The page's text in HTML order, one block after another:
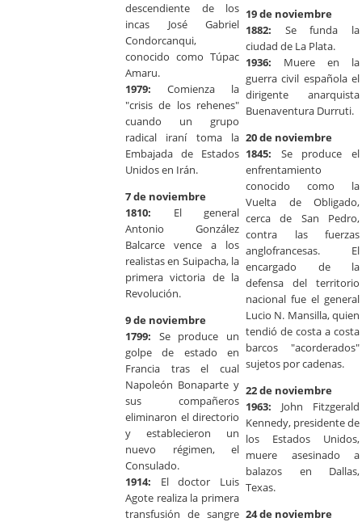
descendiente de los
incas José Gabriel
Condorcanqui,
conocido como Túpac
Amaru.
1979: Comienza la
"crisis de los rehenes"
cuando un grupo
radical iraní toma la
Embajada de Estados
Unidos en Irán.
7 de noviembre
1810: El general
Antonio González
Balcarce vence a los
realistas en Suipacha, la
primera victoria de la
Revolución.
9 de noviembre
1799: Se produce un
golpe de estado en
Francia tras el cual
Napoleón Bonaparte y
sus compañeros
eliminaron el directorio
y establecieron un
nuevo régimen, el
Consulado.
1914: El doctor Luis
Agote realiza la primera
transfusión de sangre
19 de noviembre
1882: Se funda la
ciudad de La Plata.
1936: Muere en la
guerra civil española el
dirigente anarquista
Buenaventura Durruti.
20 de noviembre
1845: Se produce el
enfrentamiento
conocido como la
Vuelta de Obligado,
cerca de San Pedro,
contra las fuerzas
anglofrancesas. El
encargado de la
defensa del territorio
nacional fue el general
Lucio N. Mansilla, quien
tendió de costa a costa
barcos "acorderados"
sujetos por cadenas.
22 de noviembre
1963: John Fitzgerald
Kennedy, presidente de
los Estados Unidos,
muere asesinado a
balazos en Dallas,
Texas.
24 de noviembre